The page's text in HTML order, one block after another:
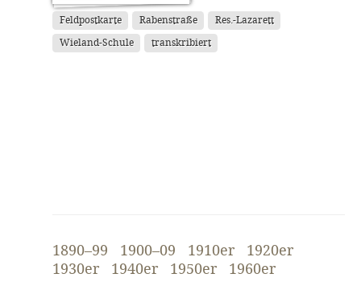
Feldpostkarte Rabenstraße Res.-Lazarett
Wieland-Schule transkribiert
1890–99 1900–09 1910er
1920er
1930er
1940er 1950er
1960er